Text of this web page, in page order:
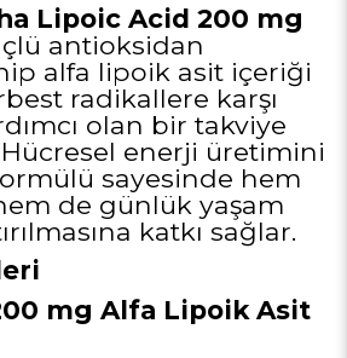
Lipoic Acid 200 mg
antioksidan
alfa lipoik asit içeriği
radikallere karşı
olan bir takviye
Hücresel enerji üretimini
sayesinde hem
de günlük yaşam
katkı sağlar.
mg Alfa Lipoik Asit